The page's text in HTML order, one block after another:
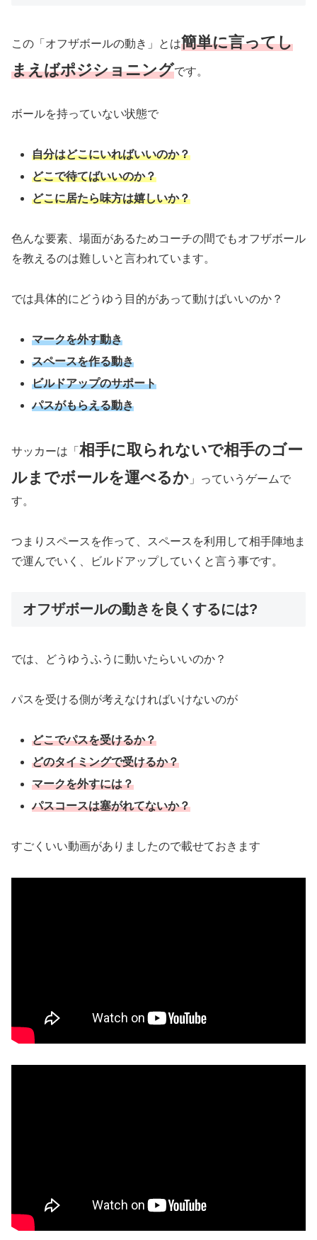
この「オフザボールの動き」とは簡単に言ってし
まえばポジショニングです。
ボールを持っていない状態で
自分はどこにいればいいのか？
どこで待てばいいのか？
どこに居たら味方は嬉しいか？
色んな要素、場面があるためコーチの間でもオフザボール
を教えるのは難しいと言われています。
では具体的にどうゆう目的があって動けばいいのか？
マークを外す動き
スペースを作る動き
ビルドアップのサポート
パスがもらえる動き
サッカーは「 相手に取られないで相手のゴー
ルまでボールを運べるか 」っていうゲームで
す。
つまりスペースを作って、スペースを利用して相手陣地ま
で運んでいく、ビルドアップしていくと言う事です。
オフザボールの動きを良くするには?
では、どうゆうふうに動いたらいいのか？
パスを受ける側が考えなければいけないのが
どこでパスを受けるか？
どのタイミングで受けるか？
マークを外すには？
パスコースは塞がれてないか？
すごくいい動画がありましたので載せておきます